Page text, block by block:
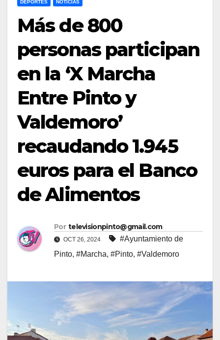
DEPORTES NOTICIAS
Más de 800
personas participan
en la ‘X Marcha
Entre Pinto y
Valdemoro’
recaudando 1.945
euros para el Banco
de Alimentos
Por televisionpinto@gmail.com
OCT 26, 2024
#Ayuntamiento de
Pinto, #Marcha, #Pinto, #Valdemoro